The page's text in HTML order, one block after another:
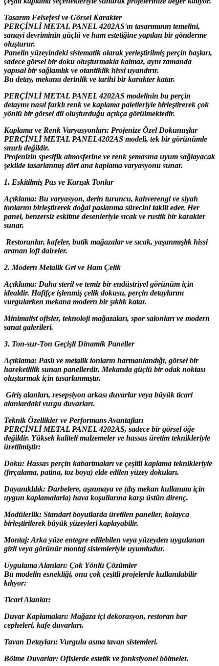
Tasarım Felsefesi ve Görsel Karakter
PERÇİNLİ METAL PANEL 4202AS'ın tasarımının temelini,
sanayi devriminin güçlü ve ham estetiğine yapılan bir gönderme
oluşturur.
Panelin yüzeyindeki sistematik olarak yerleştirilmiş perçin başları,
sadece görsel bir doku oluşturmakla kalmaz, aynı zamanda
yapısal bir sağlamlık ve otantiklik hissi uyandırır.
Bu detay, mekana derinlik ve tarihi bir karakter katar.
PERÇİNLİ METAL PANEL 4202AS modelinin bu perçin
detayını nasıl farklı renk ve kaplama paletleriyle birleştirerek çok
yönlü bir görsel dil oluşturduğu açıkça görülmektedir.
Kaplama ve Renk Varyasyonları: Projenize Özel Dokunuşlar
PERÇİNLİ METAL PANEL4202AS modeli, tek bir görünümle
sınırlı değildir.
Projenizin spesifik atmosferine ve renk şemasına uyum sağlayacak
şekilde tasarlanmış dört ana kaplama varyasyonu sunar.
1. Eskitilmiş Pas ve Karışık Tonlar
Açıklama: Bu varyasyon, derin turuncu, kahverengi ve siyah
tonlarını birleştirerek doğal paslanma sürecini taklit eder. Her
panel, benzersiz eskitme desenleriyle sıcak ve rustik bir karakter
sunar.
Restoranlar, kafeler, butik mağazalar ve sıcak, yaşanmışlık hissi
aranan loft daireler.
2. Modern Metalik Gri ve Ham Çelik
Açıklama: Daha steril ve temiz bir endüstriyel görünüm için
idealdir. Hafifçe işlenmiş çelik dokusu, perçin detaylarını
vurgularken mekana modern bir şıklık katar.
Minimalist ofisler, teknoloji mağazaları, spor salonları ve modern
sanat galerileri.
3. Ton-sur-Ton Geçişli Dinamik Paneller
Açıklama: Paslı ve metalik tonların harmanlandığı, görsel bir
hareketlilik sunan panellerdir. Mekanda güçlü bir odak noktası
oluşturmak için tasarlanmıştır.
Giriş alanları, resepsiyon arkası duvarlar veya büyük ticari
alanlardaki vurgu duvarları.
Teknik Özellikler ve Performans Avantajları
PERÇİNLİ METAL PANEL 4202AS, sadece bir görsel öğe
değildir. Yüksek kaliteli malzemeler ve hassas üretim teknikleriyle
üretilmiştir:
Doku: Hassas perçin kabartmaları ve çeşitli kaplama teknikleriyle
(fırçalama, patina, toz boya) elde edilen yüzey dokuları.
Dayanıklılık: Darbelere, aşınmaya ve (dış mekan kullanımı için
uygun kaplamalarla) hava koşullarına karşı üstün direnç.
Modülerlik: Standart boyutlarda üretilen paneller, kolayca
birleştirilerek büyük yüzeyleri kaplayabilir.
Montaj: Arka yüze entegre edilebilen veya yüzeyden uygulanan
gizli veya görünür montaj sistemleriyle uyumludur.
Uygulama Alanları: Çok Yönlü Çözümler
Bu modelin esnekliği, onu çok çeşitli projelerde kullanılabilir
kılıyor:
Ticari Alanlar:
Duvar Kaplamaları: Mağaza içi dekorasyon, restoran bar
cepheleri, kafe duvarları.
Tavan Detayları: Vurgulu asma tavan sistemleri.
Bölme Duvarlar: Ofislerde estetik ve fonksiyonel bölmeler.